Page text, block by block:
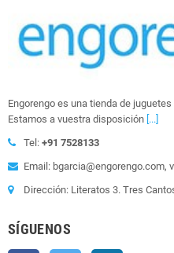
Engorengo es una tienda de
Estamos a vuestra disposición [...]
Tel: +91 7528133
Email: bgarcia@engorengo.com,
Dirección: Literatos 3. Tres
SÍGUENOS